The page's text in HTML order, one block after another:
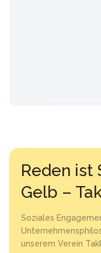
Reden ist
Gelb –
Soziales
unserem Verein